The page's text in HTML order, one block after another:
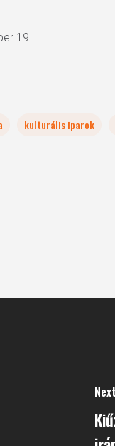
19.
kulturális iparok